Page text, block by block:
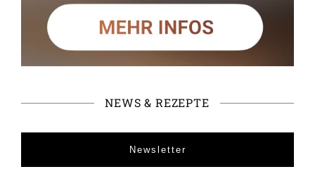
NEWS & REZEPTE
Newsletter